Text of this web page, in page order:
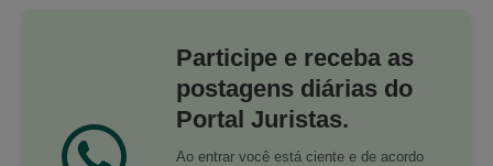
Participe e receba as
postagens diárias do
Portal Juristas.
Ao entrar você está ciente e de acordo